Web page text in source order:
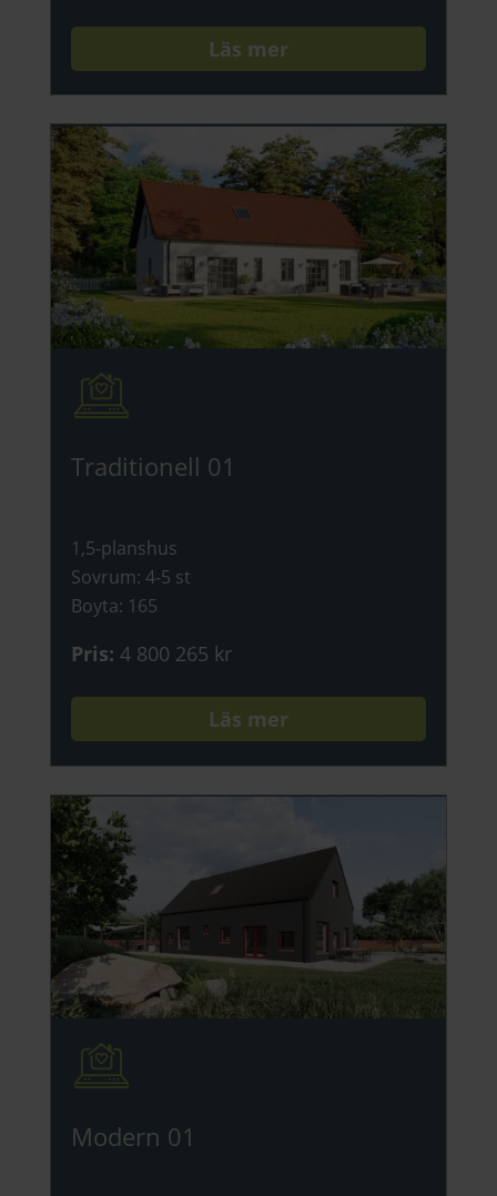
Läs mer
Traditionell 01
1,5-planshus
Sovrum: 4-5 st
Boyta: 165
Pris: 4 800 265 kr
Läs mer
Modern 01